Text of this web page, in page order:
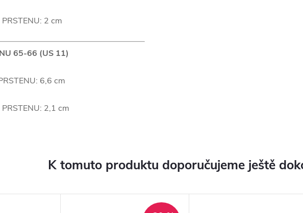
2 cm
65-66 (US 11)
6,6 cm
2,1 cm
K tomuto produktu doporučujeme ještě